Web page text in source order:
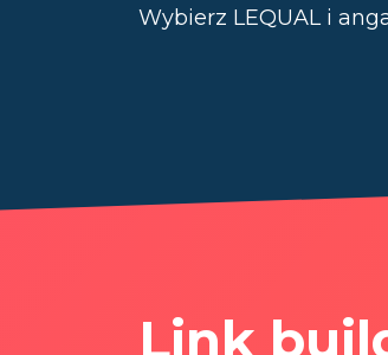
Wybierz LEQUAL i
Link